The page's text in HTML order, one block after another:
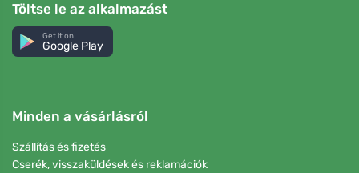
Töltse le az alkalmazást
Get it on
Google Play
Minden a vásárlásról
Szállítás és fizetés
Cserék, visszaküldések és reklamációk